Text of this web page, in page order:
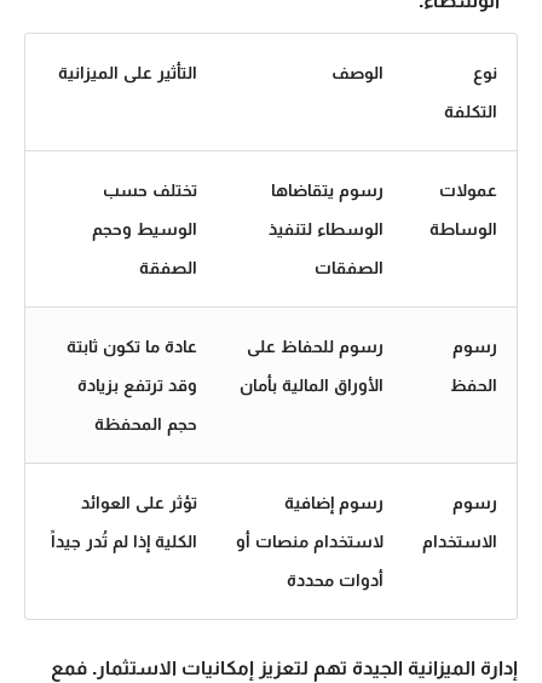
نوع
التكلفة
الوصف التأثير على الميزانية
عمولات
الوساطة
رسوم يتقاضاها
الوسطاء لتنفيذ
الصفقات
تختلف حسب
الوسيط وحجم
الصفقة
رسوم
الحفظ
رسوم للحفاظ على
الأوراق المالية بأمان
عادة ما تكون ثابتة
وقد ترتفع بزيادة
حجم المحفظة
رسوم
الاستخدام
رسوم إضافية
لاستخدام منصات أو
أدوات محددة
تؤثر على العوائد
الكلية إذا لم تُدر جيداً
إدارة الميزانية الجيدة تهم لتعزيز إمكانيات الاستثمار. فمع